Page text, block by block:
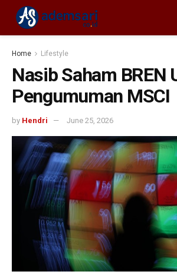
Home Lifestyle
Nasib Saham BREN
Pengumuman MSCI
by Hendri June 25, 2026